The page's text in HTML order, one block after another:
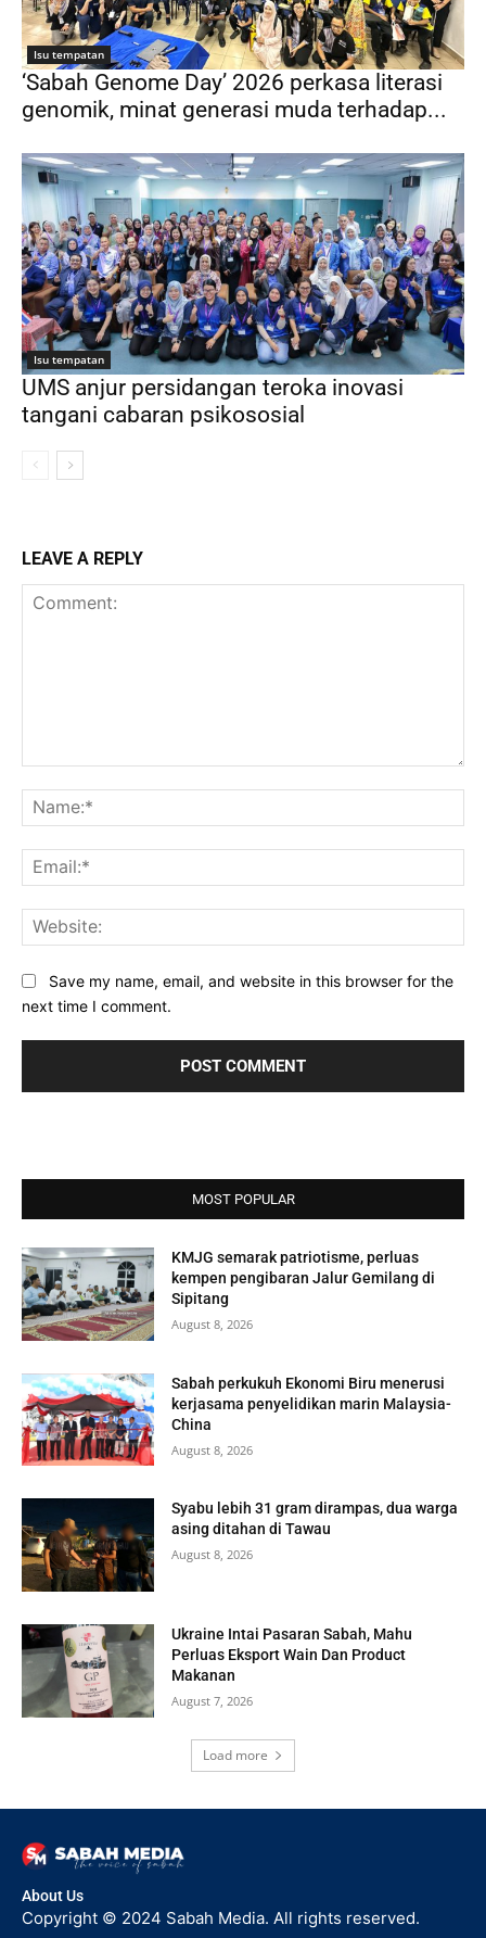
Isu tempatan
‘Sabah Genome Day’ 2026 perkasa literasi
genomik, minat generasi muda terhadap...
Isu tempatan
UMS anjur persidangan teroka inovasi
tangani cabaran psikososial
LEAVE A REPLY
Save my name, email, and website in this browser for the
next time I comment.
MOST POPULAR
KMJG semarak patriotisme, perluas
kempen pengibaran Jalur Gemilang di
Sipitang
August 8, 2026
Sabah perkukuh Ekonomi Biru menerusi
kerjasama penyelidikan marin Malaysia-
China
August 8, 2026
Syabu lebih 31 gram dirampas, dua warga
asing ditahan di Tawau
August 8, 2026
Ukraine Intai Pasaran Sabah, Mahu
Perluas Eksport Wain Dan Product
Makanan
August 7, 2026
Load more
About Us
Copyright © 2024 Sabah Media. All rights reserved.